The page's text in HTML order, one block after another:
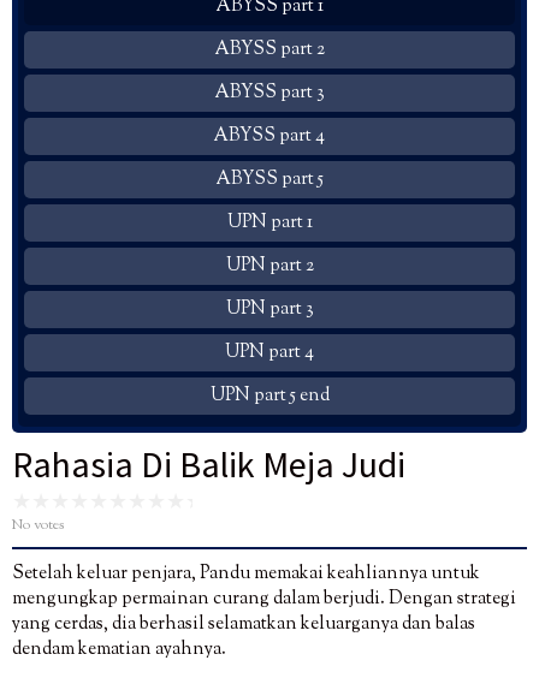
ABYSS part 1
ABYSS part 2
ABYSS part 3
ABYSS part 4
ABYSS part 5
UPN part 1
UPN part 2
UPN part 3
UPN part 4
UPN part 5 end
Rahasia Di Balik Meja Judi
No votes
Setelah keluar penjara, Pandu memakai keahliannya untuk
mengungkap permainan curang dalam berjudi. Dengan strategi
yang cerdas, dia berhasil selamatkan keluarganya dan balas
dendam kematian ayahnya.